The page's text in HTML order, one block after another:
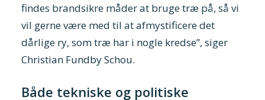
findes brandsikre måder at bruge træ på, så vi
vil gerne være med til at afmystificere det
dårlige ry, som træ har i nogle kredse”, siger
Christian Fundby Schou.
Både tekniske og politiske